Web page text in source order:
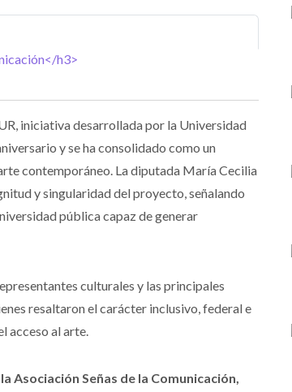
iniciativa desarrollada por la Universidad
y se ha consolidado como un
contemporáneo. La diputada María Cecilia
y singularidad del proyecto, señalando
pública capaz de generar
culturales y las principales
resaltaron el carácter inclusivo, federal e
acceso al arte.
Asociación Señas de la Comunicación,